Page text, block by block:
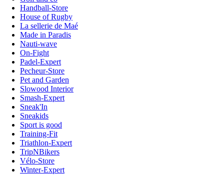
Handball-Store
House of Rugby
La sellerie de Maé
Made in Paradis
Nauti-wave
On-Fight
Padel-Expert
Pecheur-Store
Pet and Garden
Slowood Interior
Smash-Expert
Sneak'In
Sneakids
Sport is good
Training-Fit
Triathlon-Expert
TripNBikers
Vélo-Store
Winter-Expert